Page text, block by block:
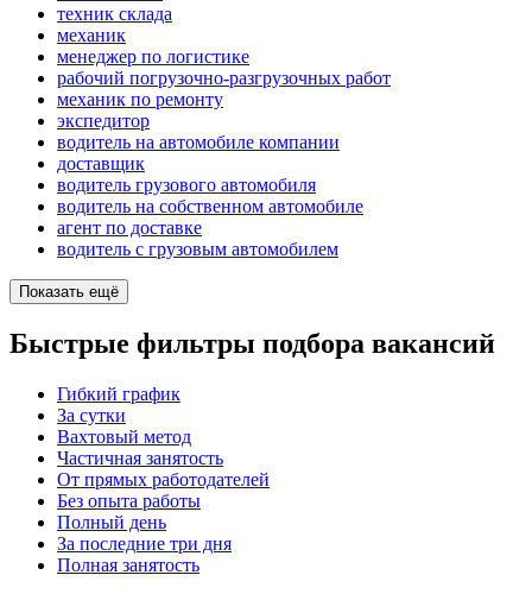
техник склада
механик
менеджер по логистике
рабочий погрузочно-разгрузочных работ
механик по ремонту
экспедитор
водитель на автомобиле компании
доставщик
водитель грузового автомобиля
водитель на собственном автомобиле
агент по доставке
водитель с грузовым автомобилем
Показать ещё
Быстрые фильтры подбора вакансий
Гибкий график
За сутки
Вахтовый метод
Частичная занятость
От прямых работодателей
Без опыта работы
Полный день
За последние три дня
Полная занятость